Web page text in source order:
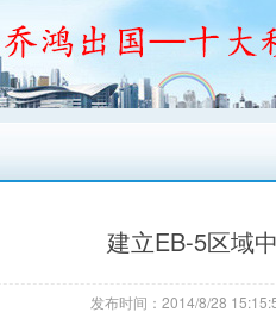
建立EB-5区域
发布时间：2014/8/28